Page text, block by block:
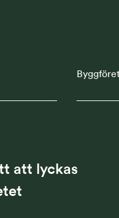
att lyckas